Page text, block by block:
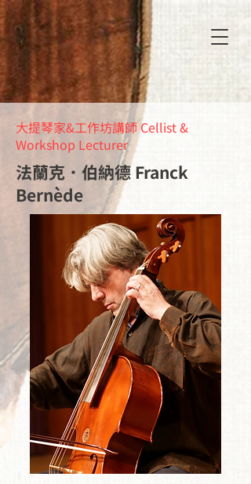
大提琴家&工作坊講師 Cellist &
Workshop Lecturer
法蘭克．伯納德 Franck
Bernède